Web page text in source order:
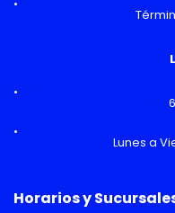
Lunes a
Horarios y